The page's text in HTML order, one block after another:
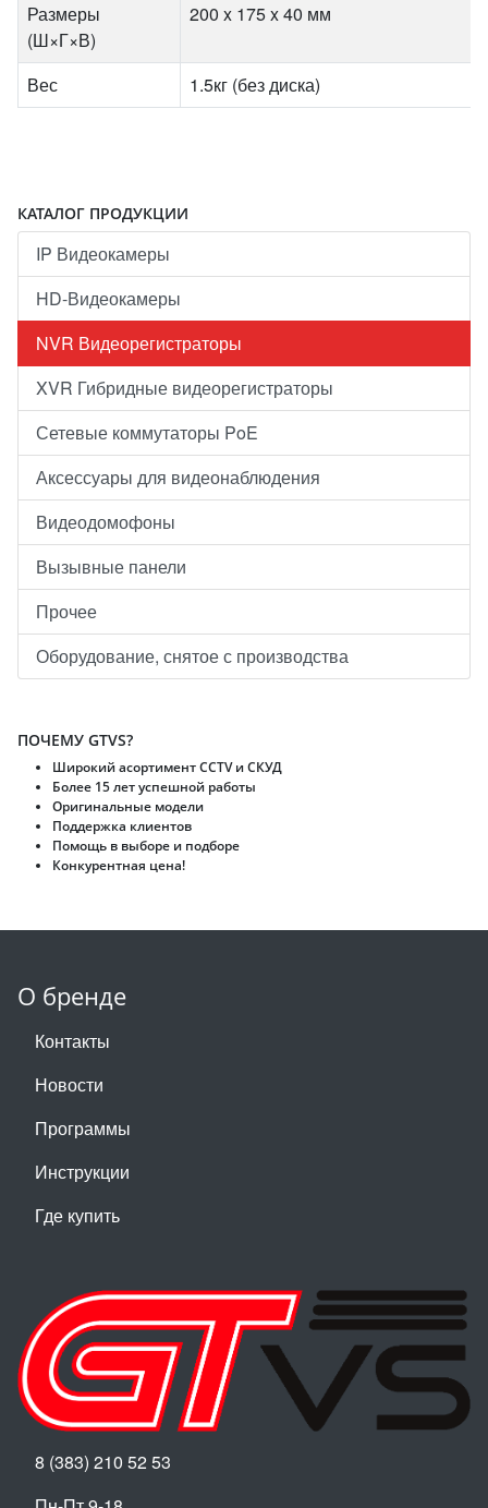
Размеры
(Ш×Г×В)
200 x 175 x 40 мм
Вес 1.5кг (без диска)
КАТАЛОГ ПРОДУКЦИИ
IP Видеокамеры
HD-Видеокамеры
NVR Видеорегистраторы
XVR Гибридные видеорегистраторы
Сетевые коммутаторы PoE
Аксессуары для видеонаблюдения
Видеодомофоны
Вызывные панели
Прочее
Оборудование, снятое с производства
ПОЧЕМУ GTVS?
Широкий асортимент CCTV и CКУД
Более 15 лет успешной работы
Оригинальные модели
Поддержка клиентов
Помощь в выборе и подборе
Конкурентная цена!
О бренде
Контакты
Новости
Программы
Инструкции
Где купить
8 (383) 210 52 53